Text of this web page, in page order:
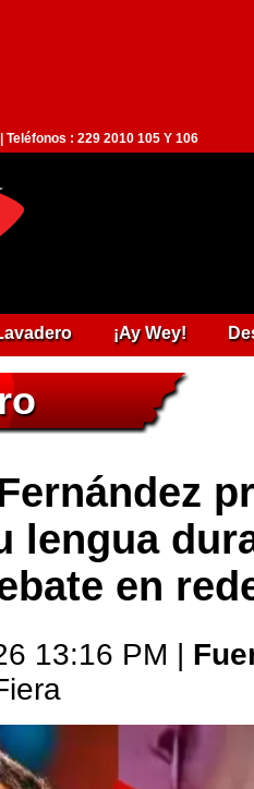
: 229 2010 105 Y 106
¡Ay Wey!
lengua
en
13:16 PM |